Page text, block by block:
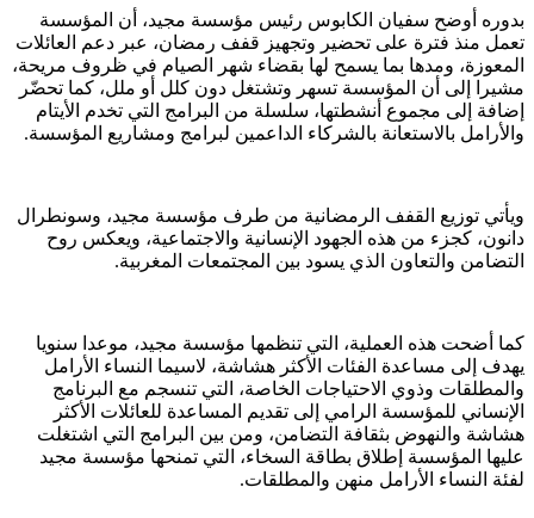
بدوره أوضح سفيان الكابوس رئيس مؤسسة مجيد، أن المؤسسة
تعمل منذ فترة على تحضير وتجهيز قفف رمضان، عبر دعم العائلات
المعوزة، ومدها بما يسمح لها بقضاء شهر الصيام في ظروف مريحة،
مشيرا إلى أن المؤسسة تسهر وتشتغل دون كلل أو ملل، كما تحضّر
إضافة إلى مجموع أنشطتها، سلسلة من البرامج التي تخدم الأيتام
والأرامل بالاستعانة بالشركاء الداعمين لبرامج ومشاريع المؤسسة.
ويأتي توزيع القفف الرمضانية من طرف مؤسسة مجيد، وسونطرال
دانون، كجزء من هذه الجهود الإنسانية والاجتماعية، ويعكس روح
التضامن والتعاون الذي يسود بين المجتمعات المغربية.
كما أضحت هذه العملية، التي تنظمها مؤسسة مجيد، موعدا سنويا
يهدف إلى مساعدة الفئات الأكثر هشاشة، لاسيما النساء الأرامل
والمطلقات وذوي الاحتياجات الخاصة، التي تنسجم مع البرنامج
الإنساني للمؤسسة الرامي إلى تقديم المساعدة للعائلات الأكثر
هشاشة والنهوض بثقافة التضامن، ومن بين البرامج التي اشتغلت
عليها المؤسسة إطلاق بطاقة السخاء، التي تمنحها مؤسسة مجيد
لفئة النساء الأرامل منهن والمطلقات.